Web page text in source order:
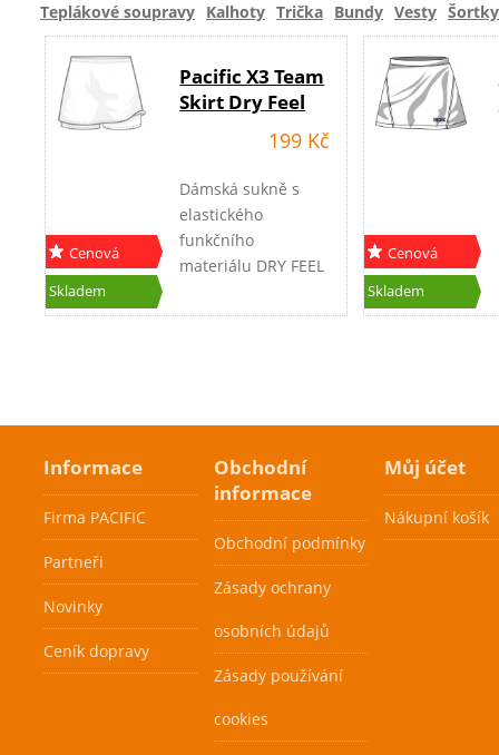
Teplákové soupravy Kalhoty Trička Bundy Vesty Šortky
Cenová
akce
Skladem
Pacific X3 Team
Skirt Dry Feel
199 Kč
Dámská sukně s
elastického
funkčního
materiálu DRY FEEL
elastickými
Cenová
akce
Skladem
Informace
Firma PACIFIC
Partneři
Novinky
Ceník dopravy
Obchodní
informace
Obchodní podmínky
Zásady ochrany
osobních údajů
Zásady používání
cookies
Můj účet
Nákupní košík